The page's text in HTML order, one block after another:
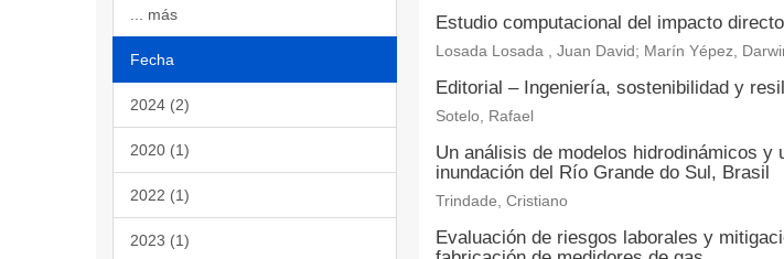
... más
Fecha
2024 (2)
2020 (1)
2022 (1)
2023 (1)
Estudio computacional del impacto
Losada Losada , Juan David; Marín Yépez,
Editorial – Ingeniería, sostenibilidad y
Sotelo, Rafael
Un análisis de modelos hidrodinámicos
inundación del Río Grande do Sul, Brasil
Trindade, Cristiano
Evaluación de riesgos laborales y